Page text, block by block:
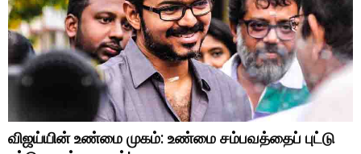
விஜய்யின் உண்மை முகம்: உண்மை சம்பவத்தைப் புட்டு